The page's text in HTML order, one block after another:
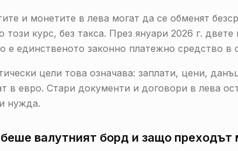
и монетите в лева могат да се обменят
този курс, без такса. През януари 2026 г.
е единственото законно платежно средство в
цели това означава: заплати, цени,
в евро. Стари документи и договори в лева
нужда.
валутният борд и защо преходът